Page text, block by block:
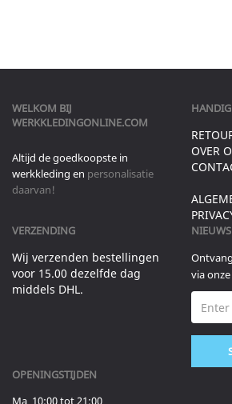
WELKOM BIJ
WERKKLEDINGONLINE.COM
Altijd de goedkoopste in
werkkleding en personalisatie
daarvan!
OVER
VERZENDING
Wij verzenden bestellingen
voor 15.00 dezelfde dag
middels DHL.
via
OPENINGSTIJDEN